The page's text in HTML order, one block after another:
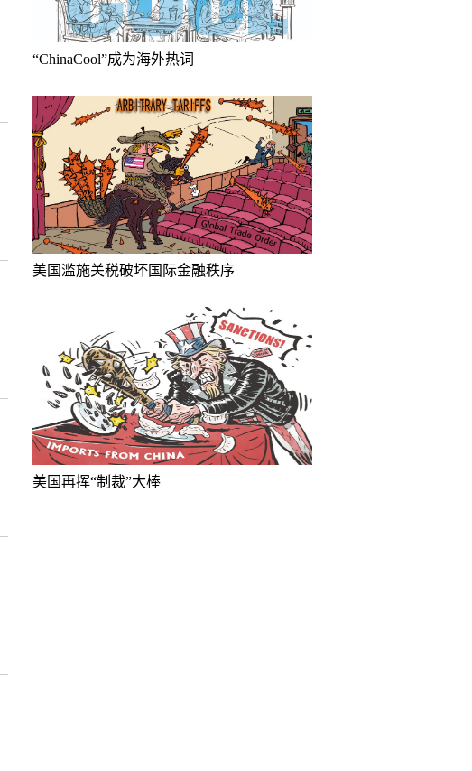
“ChinaCool”成为海外热词
美国滥施关税破坏国际金融秩序
美国再挥“制裁”大棒